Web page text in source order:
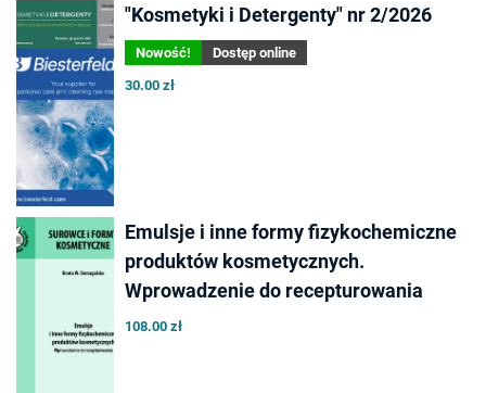
"Kosmetyki i Detergenty" nr 2/2026
Nowość!
Dostęp online
30.00 zł
Emulsje i inne formy fizykochemiczne
produktów kosmetycznych.
Wprowadzenie do recepturowania
108.00 zł